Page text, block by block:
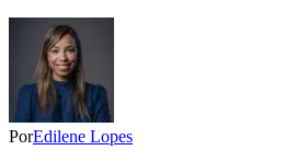
PorEdilene Lopes